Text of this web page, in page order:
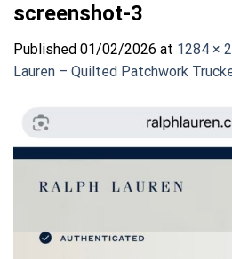
screenshot-3
Published 01/02/2026 at 1284 ×
Lauren – Quilted Patchwork